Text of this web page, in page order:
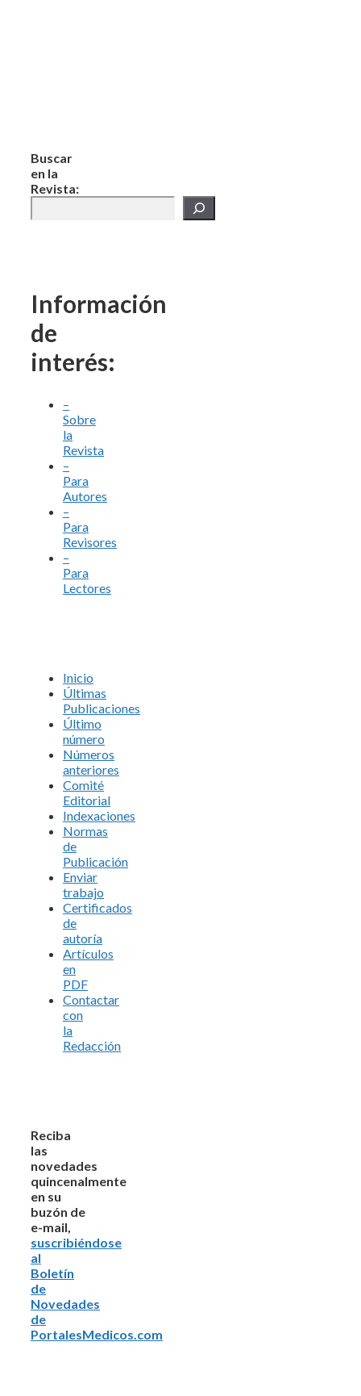
Buscar
en la
Revista:
Información
de
interés:
–
Sobre
la
Revista
–
Para
Autores
–
Para
Revisores
–
Para
Lectores
Inicio
Últimas
Publicaciones
Último
número
Números
anteriores
Comité
Editorial
Indexaciones
Normas
de
Publicación
Enviar
trabajo
Certificados
de
autoría
Artículos
en
PDF
Contactar
con
la
Redacción
Reciba
las
novedades
quincenalmente
en su
buzón de
e-mail,
suscribiéndose
al
Boletín
de
Novedades
de
PortalesMedicos.com